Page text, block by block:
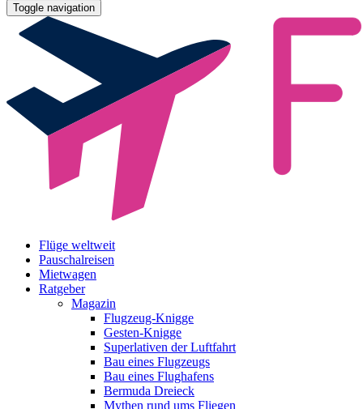
Toggle navigation
Flüge weltweit
Pauschalreisen
Mietwagen
Ratgeber
Magazin
Flugzeug-Knigge
Gesten-Knigge
Superlativen der Luftfahrt
Bau eines Flugzeugs
Bau eines Flughafens
Bermuda Dreieck
Mythen rund ums Fliegen